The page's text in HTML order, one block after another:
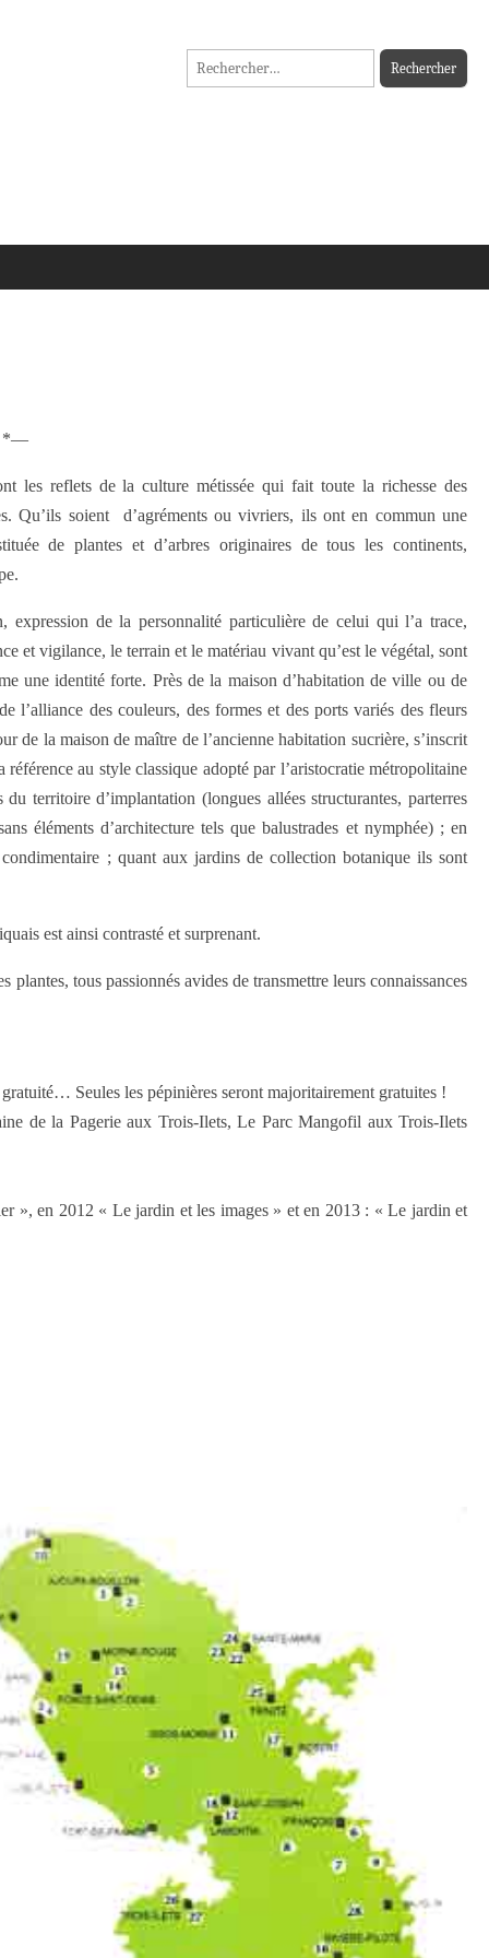
Rechercher :
*—
les reflets de la culture métissée qui fait toute la richesse des
Qu’ils soient d’agréments ou vivriers, ils ont en commun une
de plantes et d’arbres originaires de tous les continents,
expression de la personnalité particulière de celui qui l’a trace,
et vigilance, le terrain et le matériau vivant qu’est le végétal, sont
une identité forte. Près de la maison d’habitation de ville ou de
l’alliance des couleurs, des formes et des ports variés des fleurs
de la maison de maître de l’ancienne habitation sucrière, s’inscrit
au style classique adopté par l’aristocratie métropolitaine
territoire d’implantation (longues allées structurantes, parterres
éléments d’architecture tels que balustrades et nymphée) ; en
; quant aux jardins de collection botanique ils sont
est ainsi contrasté et surprenant.
tous passionnés avides de transmettre leurs connaissances
Seules les pépinières seront majoritairement gratuites !
de la Pagerie aux Trois-Ilets, Le Parc Mangofil aux Trois-Ilets
», en 2012 « Le jardin et les images » et en 2013 : « Le jardin et